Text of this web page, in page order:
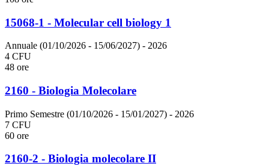
15068-1 - Molecular cell biology 1
Annuale (01/10/2026 - 15/06/2027) - 2026
4 CFU
48 ore
2160 - Biologia Molecolare
Primo Semestre (01/10/2026 - 15/01/2027) - 2026
7 CFU
60 ore
2160-2 - Biologia molecolare II